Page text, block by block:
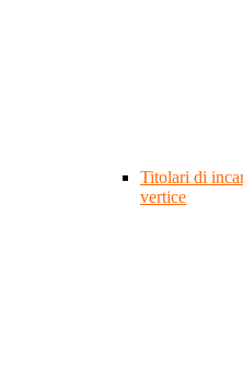
Titolari di
vertice